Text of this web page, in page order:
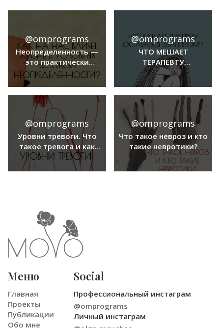
@omprograms
Неопределенность —
это практически
неизбежная и даже, в
некотором смысле,
привычная часть
нашей жизни. Но когда
уровень
неопределенности
высокий, это может
менять целый ряд
важных аспектов
нашей жизни.
@omprograms
ЧТО МЕШАЕТ
ТЕРАПЕВТУ
ОСТАВАТЬСЯ
ТЕРАПЕВТОМ?
@omprograms
Уровни тревоги. Что
такое тревога и как
справиться с
тревогой?
@omprograms
Что такое невроз и кто
такие невротики?
Меню
Главная
Проекты
Публикации
Обо мне
Social
Профессиональный инстаграм
@omprograms
Личный инстаграм